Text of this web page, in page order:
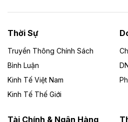
Dự án Nhà máy xử lý rác và
Công ty TNHH Năng lượng môi
Theo vietnamfinance.vn
Đức Long Gia Lai mở rộng
Lai
Thời Sự
Truyền Thông Chính Sách
Bình Luận
Kinh Tế Việt Nam
Kinh Tế Thế Giới
Tài Chính & Ngân Hàng